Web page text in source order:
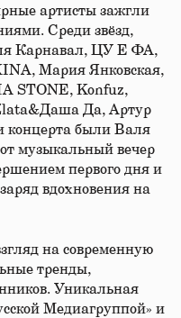
артисты зажгли
Среди звёзд,
Карнавал, ЦУ Е ФА,
Мария Янковская,
STONE, Konfuz,
Да, Артур
концерта были Валя
музыкальный вечер
первого дня и
вдохновения на
на современную
тренды,
Уникальная
Медиагруппой» и